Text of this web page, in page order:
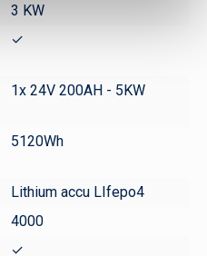
3 KW
✓
1x 24V 200AH - 5KW
5120Wh
Lithium accu LIfepo4
4000
✓